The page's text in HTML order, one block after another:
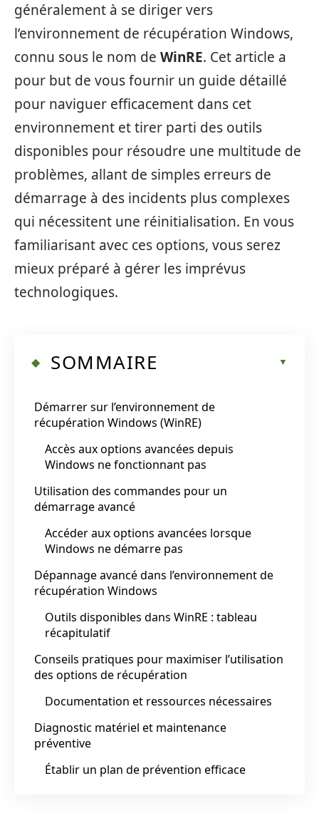
généralement à se diriger vers
l’environnement de récupération Windows,
connu sous le nom de WinRE. Cet article a
pour but de vous fournir un guide détaillé
pour naviguer efficacement dans cet
environnement et tirer parti des outils
disponibles pour résoudre une multitude de
problèmes, allant de simples erreurs de
démarrage à des incidents plus complexes
qui nécessitent une réinitialisation. En vous
familiarisant avec ces options, vous serez
mieux préparé à gérer les imprévus
technologiques.
SOMMAIRE
Démarrer sur l’environnement de
récupération Windows (WinRE)
Accès aux options avancées depuis
Windows ne fonctionnant pas
Utilisation des commandes pour un
démarrage avancé
Accéder aux options avancées lorsque
Windows ne démarre pas
Dépannage avancé dans l’environnement de
récupération Windows
Outils disponibles dans WinRE : tableau
récapitulatif
Conseils pratiques pour maximiser l’utilisation
des options de récupération
Documentation et ressources nécessaires
Diagnostic matériel et maintenance
préventive
Établir un plan de prévention efficace